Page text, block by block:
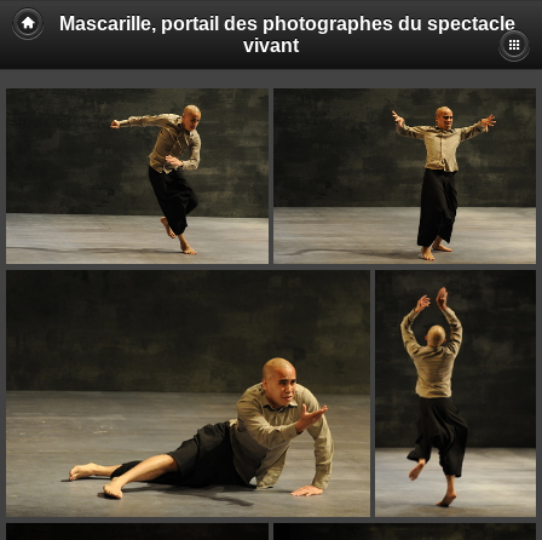
Mascarille, portail des photographes du spectacle
vivant